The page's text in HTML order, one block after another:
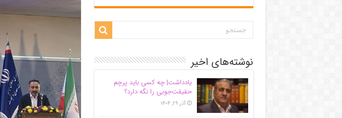
نوشته‌های اخیر
یادداشت| ‌چه کسی باید پرچم
حقیقت‌جویی را نگه دارد؟
آذر ۲۹, ۱۴۰۴